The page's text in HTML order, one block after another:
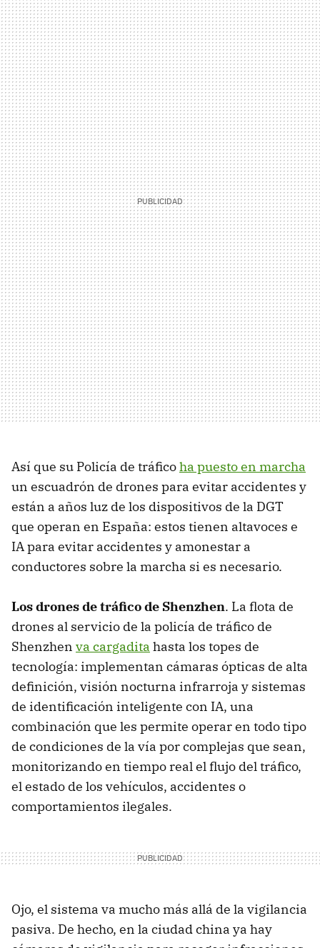
Así que su Policía de tráficoha puesto en marcha
un escuadrón de drones para evitar accidentes y
están a años luz de los dispositivos de la DGT
que operan en España: estos tienen altavoces e
IA para evitar accidentes y amonestar a
conductores sobre la marcha si es necesario.
Los drones de tráfico de Shenzhen. La flota de
drones al servicio de la policía de tráfico de
Shenzhen va cargadita hasta los topes de
tecnología: implementan cámaras ópticas de alta
definición, visión nocturna infrarroja y sistemas
de identificación inteligente con IA, una
combinación que les permite operar en todo tipo
de condiciones de la vía por complejas que sean,
monitorizando en tiempo real el flujo del tráfico,
el estado de los vehículos, accidentes o
comportamientos ilegales.
Ojo, el sistema va mucho más allá de la vigilancia
pasiva. De hecho, en la ciudad china ya hay